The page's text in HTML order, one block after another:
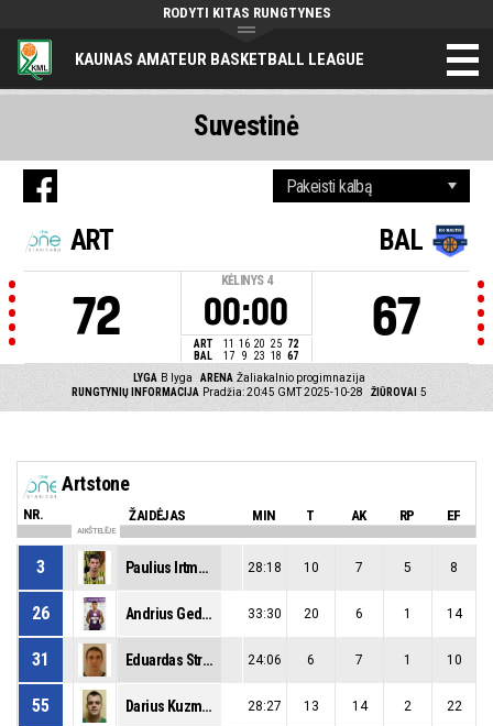
KAUNAS AMATEUR BASKETBALL LEAGUE
RODYTI KITAS RUNGTYNES
ART
72
KĖLINYS 4
00:00
ART 11 16 20 25 72
BAL
17 9 23 18 67
BAL
67
LYGA B lyga ARENA Žaliakalnio progimnazija
RUNGTYNIŲ INFORMACIJA Pradžia: 20:45 GMT 2025-10-28 ŽIŪROVAI 5
Suvestinė
Artstone
NR. ŽAIDĖJAS MIN T AK RP EF
AIKŠTELĖJE
3 Paulius Irtmonas 28:18 10 7 5 8
26 Andrius Gedminas 33:30 20 6 1 14
31 Eduardas Straigis 24:06 6 7 1 10
55 Darius Kuzmickas 28:27 13 14 2 22